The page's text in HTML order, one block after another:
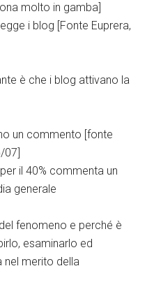
molto in gamba]
legge i blog [Fonte Euprera,
è che i blog attivano la
un commento [fonte
il 40% commenta un
generale
fenomeno e perché è
esaminarlo ed
nel merito della